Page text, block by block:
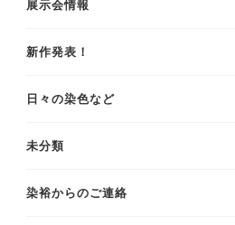
展示会情報
新作発表！
日々の染色など
未分類
染裕からのご連絡